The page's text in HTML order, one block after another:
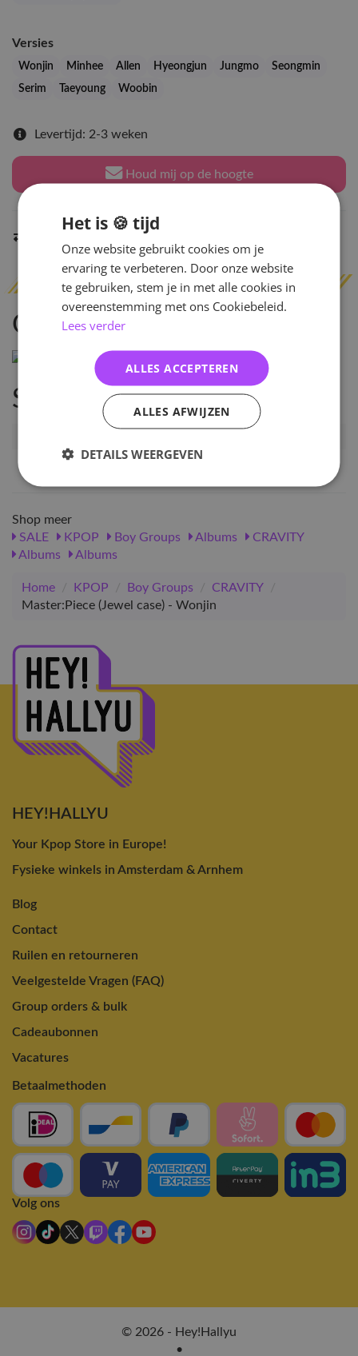
Versies
Wonjin Minhee Allen Hyeongjun Jungmo
Seongmin
Serim
Taeyoung Woobin
Levertijd: 2-3 weken
Houd mij op de hoogte
binnen 2 werkdagen
Omschrijving
Specificaties
EAN nummer
1000000835922
Shop meer
SALE
KPOP Boy Groups Albums
CRAVITY
Albums
Albums
Home / KPOP / Boy Groups / CRAVITY
/
Master:Piece (Jewel case) - Wonjin
HEY!HALLYU
Your Kpop Store in Europe!
Fysieke winkels in Amsterdam & Arnhem
Blog
Contact
Ruilen en retourneren
Veelgestelde Vragen (FAQ)
Group orders & bulk
Cadeaubonnen
Vacatures
Betaalmethoden
Volg ons
© 2026 - Hey!Hallyu
•
Het is 🍪 tijd
Onze website gebruikt cookies om je
ervaring te verbeteren. Door onze website
te gebruiken, stem je in met alle cookies in
overeenstemming met ons Cookiebeleid.
Lees verder
ALLES ACCEPTEREN
ALLES AFWIJZEN
DETAILS WEERGEVEN